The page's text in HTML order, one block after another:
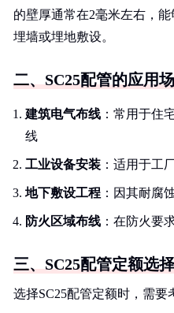
的壁厚通常在2毫米左右，
埋墙或埋地敷设。
二、SC25配管的应用
建筑电气布线 ：常用于住
线
工业设备安装 ：适用于工
地下敷设工程 ：因其耐腐
防火区域布线 ：在防火要
三、SC25配管定额选择
选择SC25配管定额时，需要